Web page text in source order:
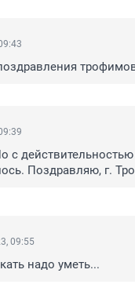
с
Поздравляю, г.
09:55
надо уметь...